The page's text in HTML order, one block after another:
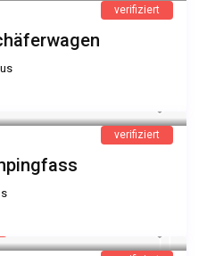
verifiziert
verifiziert